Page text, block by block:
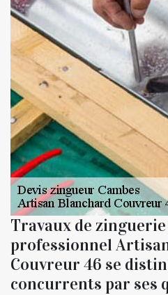
Travaux de
professionnel
Couvreur 46 se
concurrents par ses